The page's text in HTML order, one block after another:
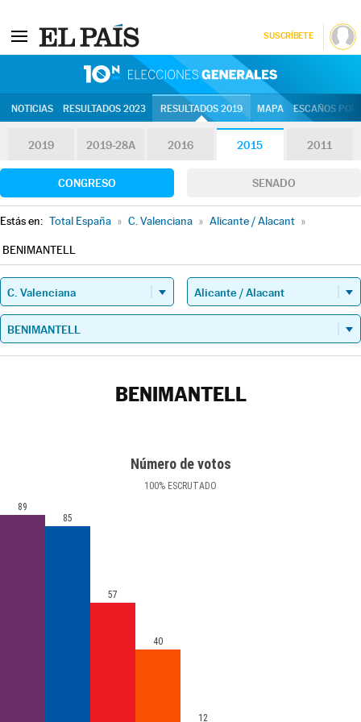
SUSCRÍBETE
NOTICIAS RESULTADOS 2023 RESULTADOS 2019 MAPA ESCAÑOS
2019 2019-28A 2016 2015 2011
CONGRESO SENADO
Estás en: Total España » C. Valenciana » Alicante / Alacant »
BENIMANTELL
BENIMANTELL
Número de votos
100% ESCRUTADO
89
85
57
40
12